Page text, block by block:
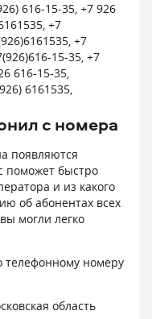
616-15-35, +7 926
+7
+7
15-35, +7
616-15-35,
6161535,
с номера
появляются
поможет быстро
и из какого
об абонентах всех
могли легко
номеру
область